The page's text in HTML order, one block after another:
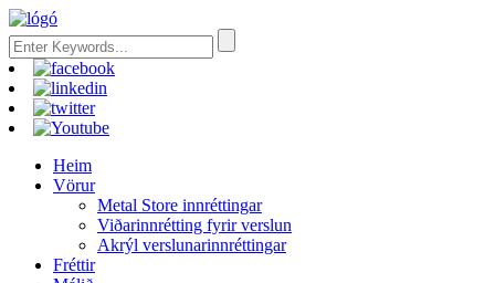
Heim
Vörur
Metal Store innréttingar
Viðarinnrétting fyrir verslun
Akrýl verslunarinnréttingar
Fréttir